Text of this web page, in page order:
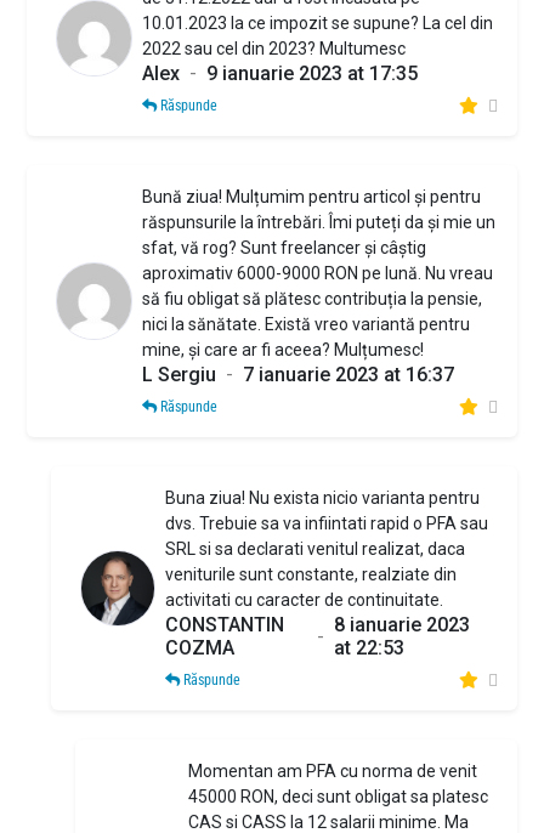
10.01.2023 la ce impozit se supune? La cel din
2022 sau cel din 2023? Multumesc
Alex - 9 ianuarie 2023 at 17:35
Răspunde
Bună ziua! Mulțumim pentru articol și pentru
răspunsurile la întrebări. Îmi puteți da și mie un
sfat, vă rog? Sunt freelancer și câștig
aproximativ 6000-9000 RON pe lună. Nu vreau
să fiu obligat să plătesc contribuția la pensie,
nici la sănătate. Există vreo variantă pentru
mine, și care ar fi aceea? Mulțumesc!
L Sergiu - 7 ianuarie 2023 at 16:37
Răspunde
Buna ziua! Nu exista nicio varianta pentru
dvs. Trebuie sa va infiintati rapid o PFA sau
SRL si sa declarati venitul realizat, daca
veniturile sunt constante, realziate din
activitati cu caracter de continuitate.
CONSTANTIN
COZMA
- 8 ianuarie 2023
at 22:53
Răspunde
Momentan am PFA cu norma de venit
45000 RON, deci sunt obligat sa platesc
CAS si CASS la 12 salarii minime. Ma